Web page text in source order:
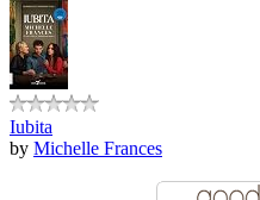
Iubita
by Michelle Frances